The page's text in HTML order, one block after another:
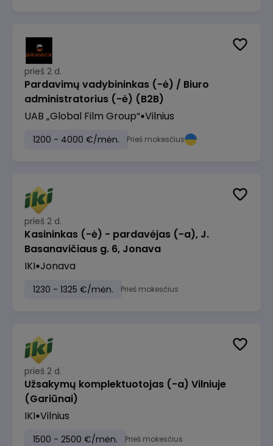
prieš 2 d.
Pardavimų vadybininkas (-ė) / Biuro
administratorius (-ė) (B2B)
UAB „Global Film Group“ Vilnius
1200 - 4000 €/mėn. Prieš mokesčius
prieš 2 d.
Kasininkas (-ė) - pardavėjas (-a), J.
Basanavičiaus g. 6, Jonava
IKI Jonava
1230 - 1325 €/mėn. Prieš mokesčius
prieš 2 d.
Užsakymų komplektuotojas (-a) Vilniuje
(Gariūnai)
IKI Vilnius
1500 - 2500 €/mėn. Prieš mokesčius